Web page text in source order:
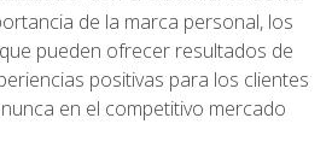
de la marca personal, los
pueden ofrecer resultados de
positivas para los clientes
en el competitivo mercado